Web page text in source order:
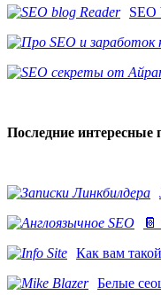
SEO
Последние интересные
Как вам
Белые